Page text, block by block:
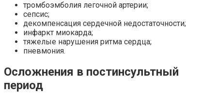
тромбоэмболия легочной артерии;
сепсис;
декомпенсация сердечной недостаточности;
инфаркт миокарда;
тяжелые нарушения ритма сердца;
пневмония.
Осложнения в постинсультный
период